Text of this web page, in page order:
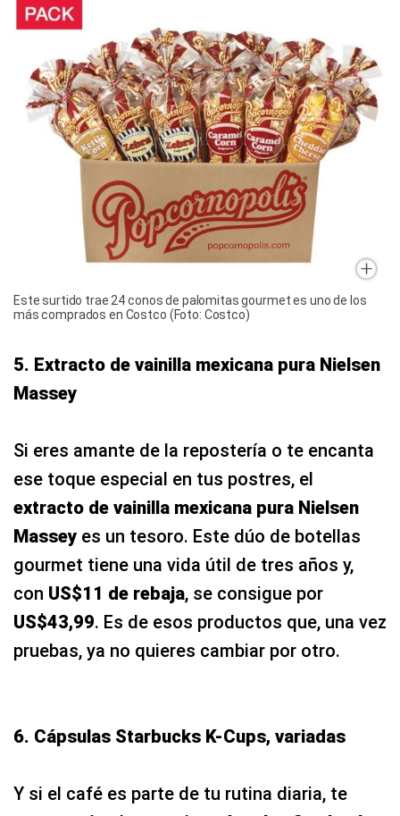
Este surtido trae 24 conos de palomitas gourmet es uno de los
más comprados en Costco (Foto: Costco)
5. Extracto de vainilla mexicana pura Nielsen
Massey
Si eres amante de la repostería o te encanta
ese toque especial en tus postres, el
extracto de vainilla mexicana pura Nielsen
Massey es un tesoro. Este dúo de botellas
gourmet tiene una vida útil de tres años y,
con US$11 de rebaja, se consigue por
US$43,99. Es de esos productos que, una vez
pruebas, ya no quieres cambiar por otro.
6. Cápsulas Starbucks K-Cups, variadas
Y si el café es parte de tu rutina diaria, te